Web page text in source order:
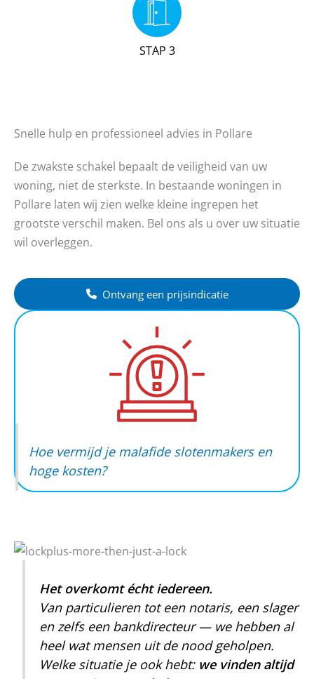
STAP 3
Snelle hulp en professioneel advies in Pollare
De zwakste schakel bepaalt de veiligheid van uw
woning, niet de sterkste. In bestaande woningen in
Pollare laten wij zien welke kleine ingrepen het
grootste verschil maken. Bel ons als u over uw situatie
wil overleggen.
Ontvang een prijsindicatie
Hoe vermijd je malafide slotenmakers en
hoge kosten?
Het overkomt écht iedereen.
Van particulieren tot een notaris, een slager
en zelfs een bankdirecteur — we hebben al
heel wat mensen uit de nood geholpen.
Welke situatie je ook hebt: we vinden altijd